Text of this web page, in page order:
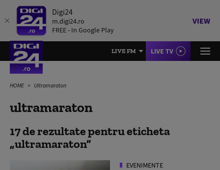
Digi24
m.digi24.ro
FREE - In Google Play
VIEW
LIVE FM LIVE TV
HOME Ultramaraton
ultramaraton
17 de rezultate pentru eticheta
ultramaraton
EVENIMENTE